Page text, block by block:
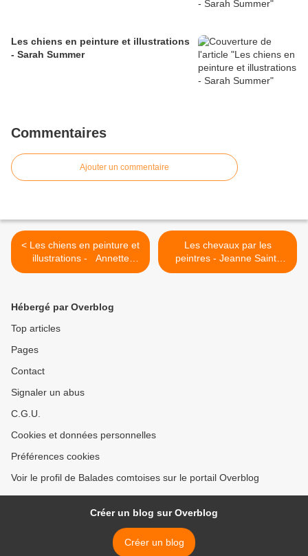
Les chiens en peinture et illustrations
- Sarah Summer
Commentaires
Ajouter un commentaire
< Les chiens en peinture et
illustrations - Annette
Balesteri
Les chevaux par les
peintres - Jeanne Saint-
Chéron >
Hébergé par Overblog
Top articles
Pages
Contact
Signaler un abus
C.G.U.
Cookies et données personnelles
Préférences cookies
Voir le profil de Balades comtoises sur le portail Overblog
Créer un blog sur Overblog
Créer un blog